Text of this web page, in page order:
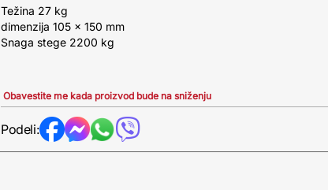
Težina 27 kg
dimenzija 105 x 150 mm
Snaga stege 2200 kg
Obavestite me kada proizvod bude na sniženju
Podeli: